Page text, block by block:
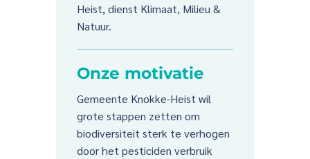
Heist, dienst Klimaat, Milieu &
Natuur.
Onze motivatie
Gemeente Knokke-Heist wil
grote stappen zetten om
biodiversiteit sterk te verhogen
door het pesticiden verbruik